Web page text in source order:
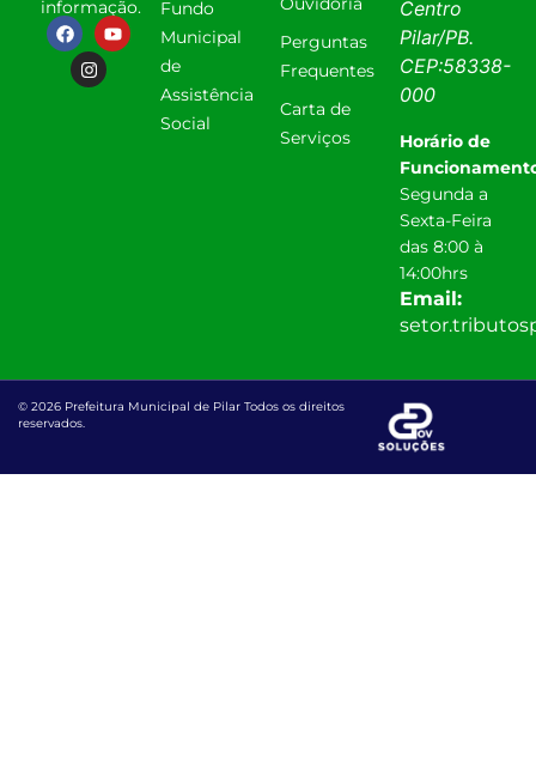
informação.
Fundo
Municipal
de
Assistência
Social
Perguntas
Frequentes
Carta de
Serviços
Centro
Pilar/PB.
CEP:58338-
000
Horário de
Segunda a
Sexta-Feira
das 8:00 à
14:00hrs
Email:
© 2026 Prefeitura Municipal de Pilar Todos os direitos
reservados.